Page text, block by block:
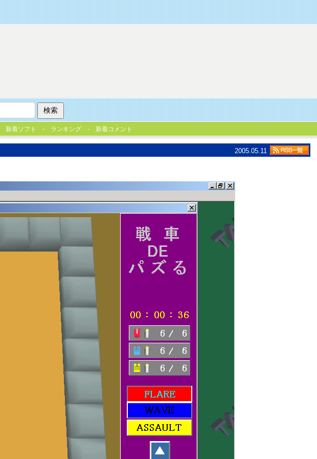
新着ソフト ランキング 新着コメント
2005.05.11